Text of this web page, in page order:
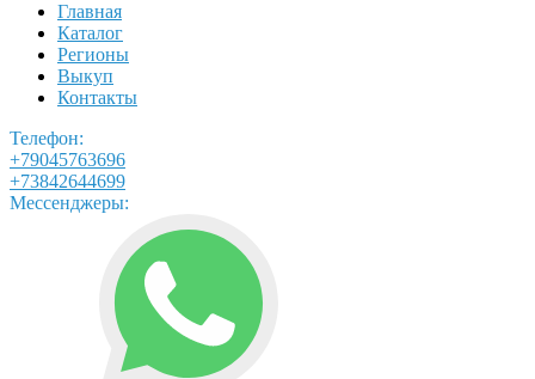
Главная
Каталог
Регионы
Выкуп
Контакты
Телефон:
+79045763696
+73842644699
Мессенджеры: